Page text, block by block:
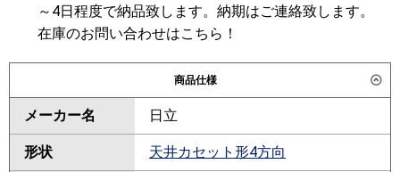
～4日程度で納品致します。納期はご連絡致します。
在庫のお問い合わせはこちら！
商品仕様
メーカー名 日立
形状 天井カセット形4方向